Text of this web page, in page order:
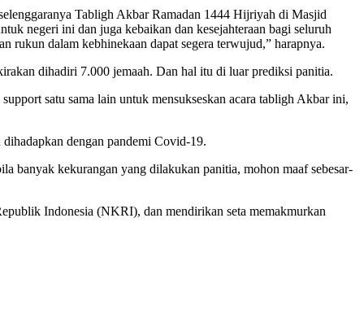
Tabligh Akbar Ramadan 1444 Hijriyah di Masjid
negeri ini dan juga kebaikan dan kesejahteraan bagi seluruh
rukun dalam kebhinekaan dapat segera terwujud,” harapnya.
dihadiri 7.000 jemaah. Dan hal itu di luar prediksi panitia.
satu sama lain untuk mensukseskan acara tabligh Akbar ini,
dengan pandemi Covid-19.
banyak kekurangan yang dilakukan panitia, mohon maaf sebesar-
Indonesia (NKRI), dan mendirikan seta memakmurkan